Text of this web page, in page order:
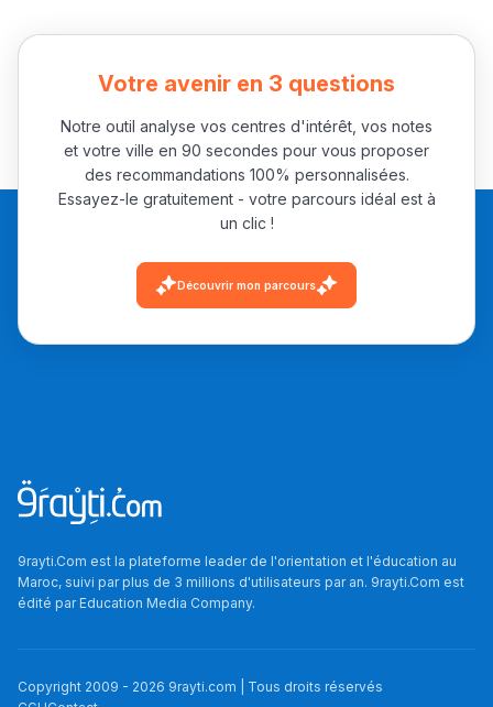
+ de 89 Interviews/Vidéos
دليل المهن
ما يزيد عن 149 مهنة
دليل التوجيه
التوجيه بالثانوي و الإعدادي
Ki Derti Liha
ومن الخارج، بشرى
Votre avenir en 3 questions
Notre outil analyse vos centres d'intérêt, vos notes
et votre ville en 90 secondes pour vous proposer
des recommandations 100% personnalisées.
Essayez-le gratuitement - votre parcours idéal est à
un clic !
Découvrir mon parcours
9rayti.Com est la plateforme leader de l'orientation et l'éducation au
Maroc, suivi par plus de 3 millions d'utilisateurs par an. 9rayti.Com est
édité parEducation Media Company.
Copyright 2009 - 2026 9rayti.com | Tous droits réservés